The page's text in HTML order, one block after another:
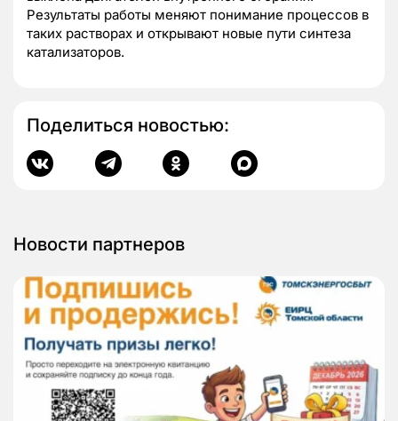
Результаты работы меняют понимание процессов в
таких растворах и открывают новые пути синтеза
катализаторов.
Поделиться новостью:
Новости партнеров